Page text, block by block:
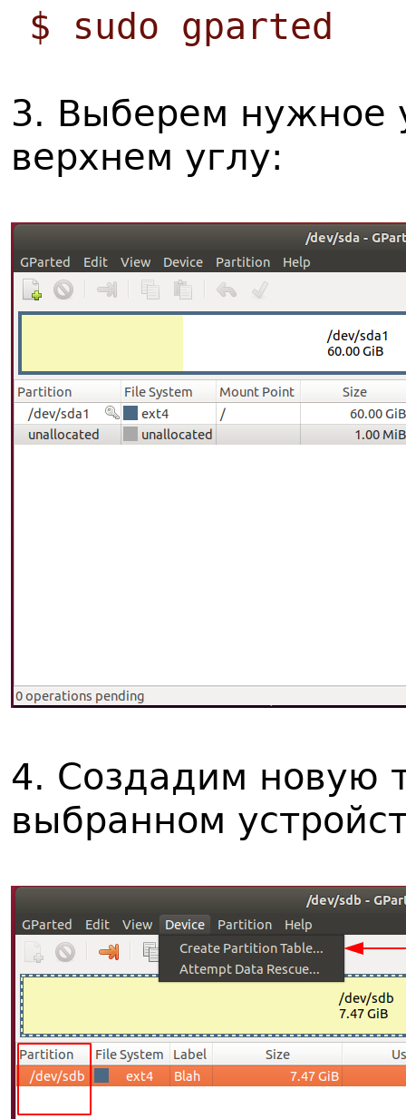
$ sudo gparted
3. Выберем нужное
верхнем углу:
4. Создадим новую
выбранном